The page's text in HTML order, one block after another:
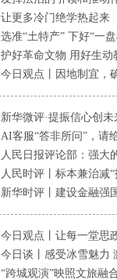
让更多冷门绝学热起来
选准“土特产” 下好“一
护好革命文物 用好生动
今日观点丨因地制宜，
新华微评·提振信心创
AI客服“答非所问”，请
人民日报评论部：强大
人民时评丨标本兼治减“
新华时评丨建设金融强
今日观点丨让每一堂思
今日谈丨感受冰雪魅力
“跨城观演”映照文旅融